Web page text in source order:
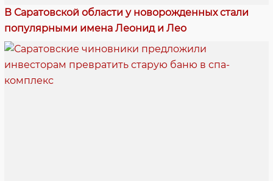
В Саратовской области у новорожденных стали
популярными имена Леонид и Лео